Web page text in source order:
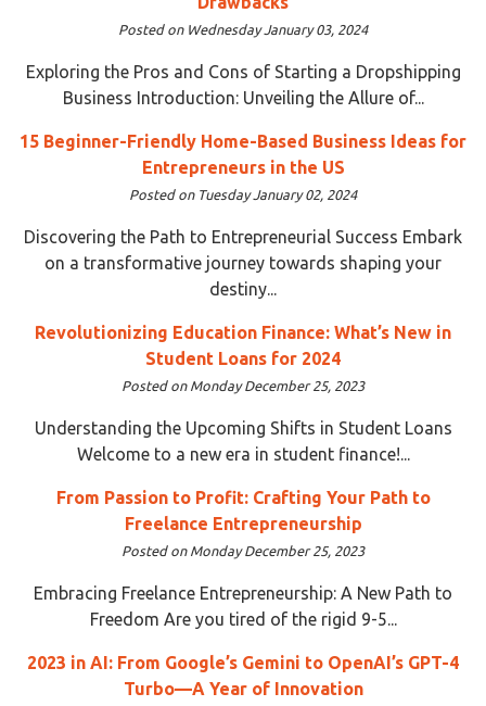
Posted on Wednesday January 03, 2024
Exploring the Pros and Cons of Starting a Dropshipping
Business Introduction: Unveiling the Allure of...
15 Beginner-Friendly Home-Based Business Ideas for
Entrepreneurs in the US
Posted on Tuesday January 02, 2024
Discovering the Path to Entrepreneurial Success Embark
on a transformative journey towards shaping your
destiny...
Revolutionizing Education Finance: What’s New in
Student Loans for 2024
Posted on Monday December 25, 2023
Understanding the Upcoming Shifts in Student Loans
Welcome to a new era in student finance!...
From Passion to Profit: Crafting Your Path to
Freelance Entrepreneurship
Posted on Monday December 25, 2023
Embracing Freelance Entrepreneurship: A New Path to
Freedom Are you tired of the rigid 9-5...
2023 in AI: From Google’s Gemini to OpenAI’s GPT-4
Turbo—A Year of Innovation